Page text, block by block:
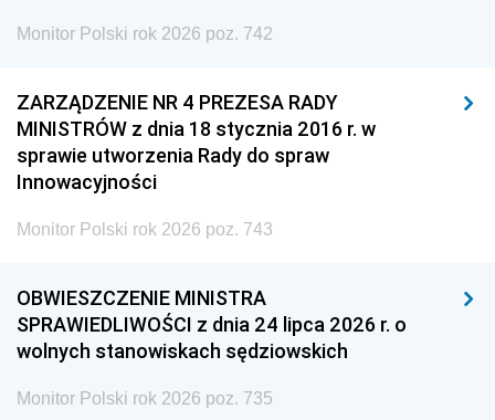
Monitor Polski rok 2026 poz. 742
ZARZĄDZENIE NR 4 PREZESA RADY
MINISTRÓW z dnia 18 stycznia 2016 r. w
sprawie utworzenia Rady do spraw
Innowacyjności
Monitor Polski rok 2026 poz. 743
OBWIESZCZENIE MINISTRA
SPRAWIEDLIWOŚCI z dnia 24 lipca 2026 r. o
wolnych stanowiskach sędziowskich
Monitor Polski rok 2026 poz. 735